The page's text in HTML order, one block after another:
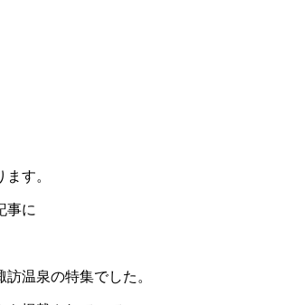
す。
事に
温泉の特集でした。